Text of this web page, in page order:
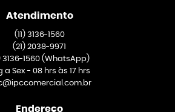
Atendimento
(11)3136-1560
(21) 2038-9971
3136-1560 (WhatsApp)
a Sex - 08 hrs às 17 hrs
Endereço